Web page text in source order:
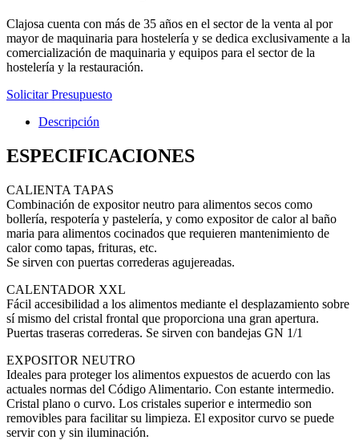
Clajosa cuenta con más de 35 años en el sector de la venta al por
mayor de maquinaria para hostelería y se dedica exclusivamente a la
comercialización de maquinaria y equipos para el sector de la
hostelería y la restauración.
Solicitar Presupuesto
Descripción
ESPECIFICACIONES
CALIENTA TAPAS
Combinación de expositor neutro para alimentos secos como
bollería, respotería y pastelería, y como expositor de calor al baño
maria para alimentos cocinados que requieren mantenimiento de
calor como tapas, frituras, etc.
Se sirven con puertas correderas agujereadas.
CALENTADOR XXL
Fácil accesibilidad a los alimentos mediante el desplazamiento sobre
sí mismo del cristal frontal que proporciona una gran apertura.
Puertas traseras correderas. Se sirven con bandejas GN 1/1
EXPOSITOR NEUTRO
Ideales para proteger los alimentos expuestos de acuerdo con las
actuales normas del Código Alimentario. Con estante intermedio.
Cristal plano o curvo. Los cristales superior e intermedio son
removibles para facilitar su limpieza. El expositor curvo se puede
servir con y sin iluminación.